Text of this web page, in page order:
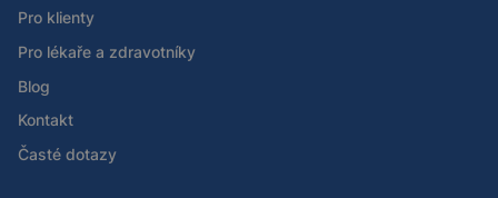
Pro klienty
Pro lékaře a zdravotníky
Blog
Kontakt
Časté dotazy